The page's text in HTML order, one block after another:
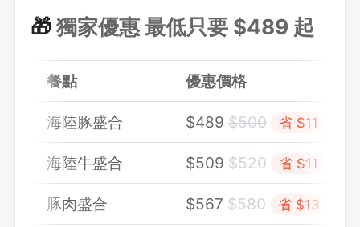
🎁獨家優惠 最低只要 $489 起
餐點 優惠價格
海陸豚盛合 $489$500 省 $11
海陸牛盛合 $509$520 省 $11
豚肉盛合 $567$580 省 $13